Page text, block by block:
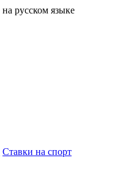
русском языке
Ставки на спорт